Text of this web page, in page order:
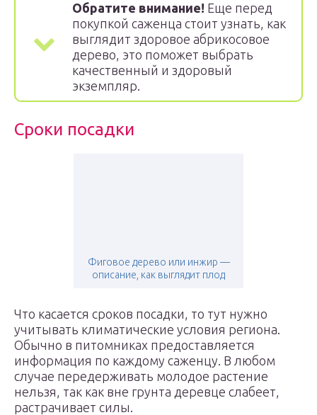
Обратите внимание! Еще перед
покупкой саженца стоит узнать, как
выглядит здоровое абрикосовое
дерево, это поможет выбрать
качественный и здоровый
экземпляр.
Сроки посадки
Фиговое дерево или инжир —
описание, как выглядит плод
Что касается сроков посадки, то тут нужно
учитывать климатические условия региона.
Обычно в питомниках предоставляется
информация по каждому саженцу. В любом
случае передерживать молодое растение
нельзя, так как вне грунта деревце слабеет,
растрачивает силы.